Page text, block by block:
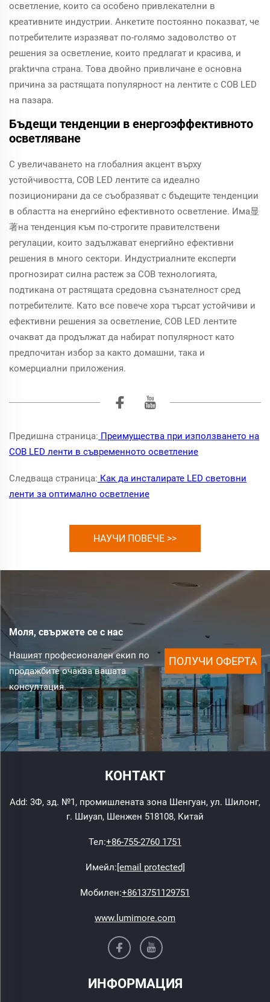
осветление, които са особено привлекателни в
креативните индустрии. Анкетите постоянно показват, че
потребителите изразяват по-голямо задоволство от
решения за осветление, които предлагат и красива, и
praktичna страна. Това двойно привличане е основна
причина за растящата популярност на лентите с COB LED
на пазара.
Бъдещи тенденции в енергоэффективното
осветляване
С увеличаването на глобалния акцент върху
устойчивостта, COB LED лентите са идеално
позиционирани да се съобразяват с бъдещите тенденции
в областта на енергийно ефективното осветление. Има显
著на тенденция към по-строгите правителствени
регулации, които задължават енергийно ефективни
решения в много сектори. Индустриалните експерти
прогнозират силна растеж за COB технологията,
подтикана от растящата средовна съзнателност сред
потребителите. Като все повече хора търсат устойчиви и
ефективни решения за осветление, COB LED лентите
очакват да продължат да набират популярност като
предпочитан избор за както домашни, така и
комерциални приложения.
Предишна страница: Преимущества при използването на
COB LED ленти в съвременното осветление
Следваща страница: Как да инсталирате LED световни
ленти за оптимално осветление
НАУЧИ ПОВЕЧЕ >>
Моля, свържете се с нас
Нашият професионален екип по
продажбите очаква вашата
консултация.
ПОЛУЧИ ОФЕРТА
КОНТАКТ
Add: 3Ф, зд. №1, промишлената зона Шенгуан, ул. Шилонг,
г. Шиyan, Шенжен 518108, Китай
Тел:+86-755-2760 1751
Имейл:[email protected]
Мобилен:+8613751129751
www.lumimore.com
ИНФОРМАЦИЯ